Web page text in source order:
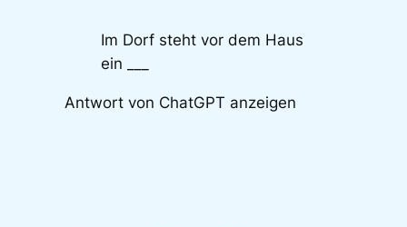
Im Dorf steht vor dem Haus
ein ___
Antwort von ChatGPT anzeigen